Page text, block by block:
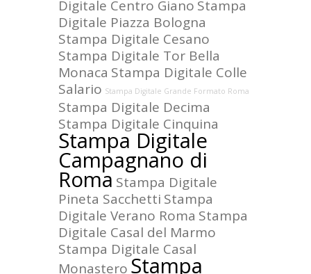
Digitale Centro Giano Stampa
Digitale Piazza Bologna
Stampa Digitale Cesano
Stampa Digitale Tor Bella
Monaca Stampa Digitale Colle
Salario Stampa Digitale Grande Formato Roma
Stampa Digitale Decima
Stampa Digitale Cinquina
Stampa Digitale
Campagnano di
Roma Stampa Digitale
Pineta Sacchetti Stampa
Digitale Verano Roma Stampa
Digitale Casal del Marmo
Stampa Digitale Casal
Monastero Stampa